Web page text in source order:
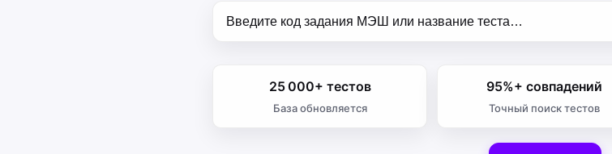
25 000+ тестов
База обновляется
95%+ совпадений
Точный поиск тестов